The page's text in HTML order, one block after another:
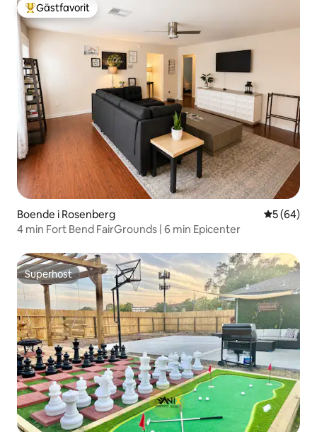
Populär gästfavorit
Gästfavorit
Boende i Rosenberg 5 av 5 i
5 (64)
4 min Fort Bend FairGrounds | 6 min Epicenter
Superhost
Superhost